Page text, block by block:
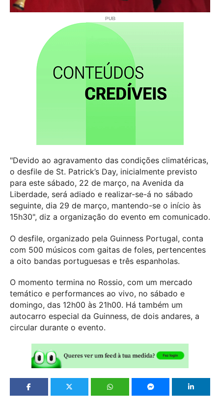
"Devido ao agravamento das condições climatéricas,
o desfile de St. Patrick’s Day, inicialmente previsto
para este sábado, 22 de março, na Avenida da
Liberdade, será adiado e realizar-se-á no sábado
seguinte, dia 29 de março, mantendo-se o início às
15h30", diz a organização do evento em comunicado.
O desfile, organizado pela Guinness Portugal, conta
com 500 músicos com gaitas de foles, pertencentes
a oito bandas portuguesas e três espanholas.
O momento termina no Rossio, com um mercado
temático e performances ao vivo, no sábado e
domingo, das 12h00 às 21h00. Há também um
autocarro especial da Guinness, de dois andares, a
circular durante o evento.